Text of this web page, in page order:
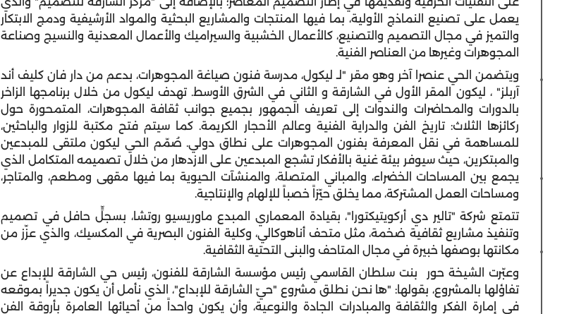
يعمل على تصنيع النماذج الأولية، بما فيها المنتجات والمشاريع البحثية والمواد الأرشيفية ودمج الابتكار
والتميز في مجال التصميم والتصنيع، كالأعمال الخشبية والسيراميك والأعمال المعدنية والنسيج وصناعة
المجوهرات وغيرها من العناصر الفنية.
ويتضمن الحي عنصرا آخر وهو مقر "لـ ليكول، مدرسة فنون صياغة المجوهرات، بدعم من دار فان كليف أند
آربلز" ، ليكون المقر الأول في الشارقة و الثاني في الشرق الأوسط. تهدف ليكول من خلال برنامجها الزاخر
بالدورات والمحاضرات والندوات إلى تعريف الجمهور بجميع جوانب ثقافة المجوهرات، المتمحورة حول
ركائزها الثلاث: تاريخ الفن والدراية الفنية وعالم الأحجار الكريمة. كما سيتم فتح مكتبة للزوار والباحثين،
للمساهمة في نقل المعرفة بفنون المجوهرات على نطاق دولي. صُمّم الحي ليكون ملتقى للمبدعين
والمبتكرين، حيث سيوفر بيئة غنية بالأفكار تشجع المبدعين على الازدهار من خلال تصميمه المتكامل الذي
يجمع بين المساحات الخضراء، والمباني المتصلة، والمنشآت الحيوية بما فيها مقهى ومطعم، والمتاجر،
ومساحات العمل المشتركة، مما يخلق حيّزاً خصباً للإلهام والإنتاجية.
تتمتع شركة "تالير دي أركويتيكتورا"، بقيادة المعماري المبدع ماوريسيو روتشا، بسجلٍّ حافل في تصميم
وتنفيذ مشاريع ثقافية ضخمة، مثل متحف أناهوكالي، وكلية الفنون البصرية في المكسيك، والذي عزّز من
مكانتها بوصفها خبيرة في مجال المتاحف والبنى التحتية الثقافية.
وعبّرت الشيخة حور بنت سلطان القاسمي رئيس مؤسسة الشارقة للفنون، رئيس حي الشارقة للإبداع عن
تفاؤلها بالمشروع، بقولها: "ها نحن نطلق مشروع "حيّ الشارقة للإبداع"، الذي نأمل أن يكون جديراً بموقعه
في إمارة الفكر والثقافة والمبادرات الجادة والنوعية، وأن يكون واحداً من أحيائها العامرة بأروقة الفن